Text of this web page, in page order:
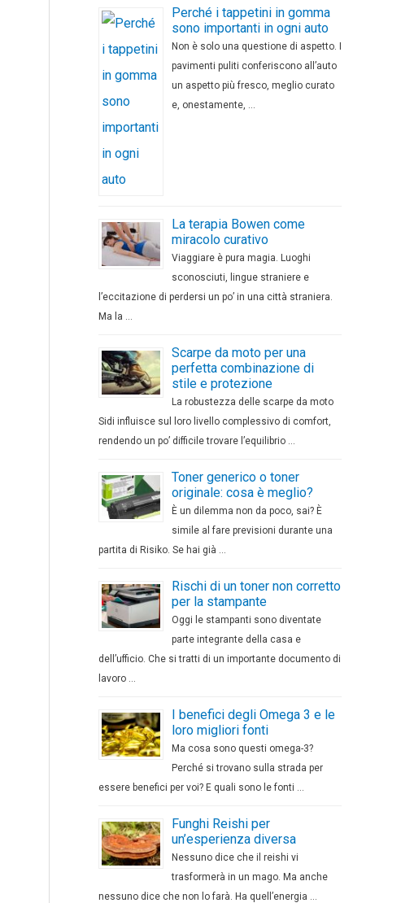
Perché i tappetini in gomma
sono importanti in ogni auto
Non è solo una questione di aspetto. I
pavimenti puliti conferiscono all’auto
un aspetto più fresco, meglio curato
e, onestamente, …
La terapia Bowen come
miracolo curativo
Viaggiare è pura magia. Luoghi
sconosciuti, lingue straniere e
l’eccitazione di perdersi un po’ in una città straniera.
Ma la …
Scarpe da moto per una
perfetta combinazione di
stile e protezione
La robustezza delle scarpe da moto
Sidi influisce sul loro livello complessivo di comfort,
rendendo un po’ difficile trovare l’equilibrio …
Toner generico o toner
originale: cosa è meglio?
È un dilemma non da poco, sai? È
simile al fare previsioni durante una
partita di Risiko. Se hai già …
Rischi di un toner non corretto
per la stampante
Oggi le stampanti sono diventate
parte integrante della casa e
dell’ufficio. Che si tratti di un importante documento di
lavoro …
I benefici degli Omega 3 e le
loro migliori fonti
Ma cosa sono questi omega-3?
Perché si trovano sulla strada per
essere benefici per voi? E quali sono le fonti …
Funghi Reishi per
un’esperienza diversa
Nessuno dice che il reishi vi
trasformerà in un mago. Ma anche
nessuno dice che non lo farà. Ha quell’energia …